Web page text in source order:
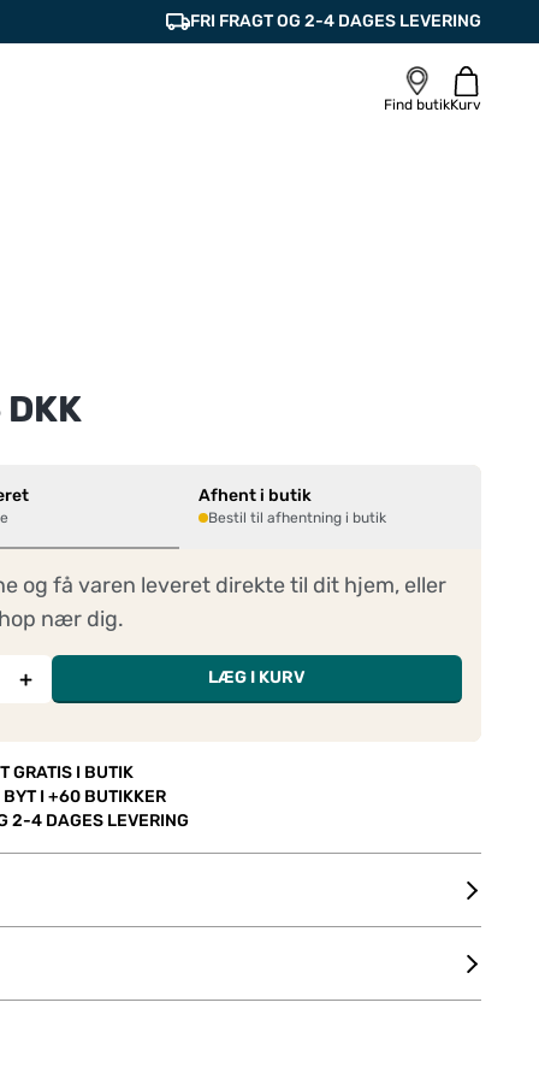
FRI FRAGT OG 2-4 DAGES LEVERING
Find butikKurv
Afhent i butik
Bestil til afhentning i butik
og få varen leveret direkte til dit hjem, eller
nær dig.
+ LÆG I KURV
GRATIS I BUTIK
I +60 BUTIKKER
2-4 DAGES LEVERING